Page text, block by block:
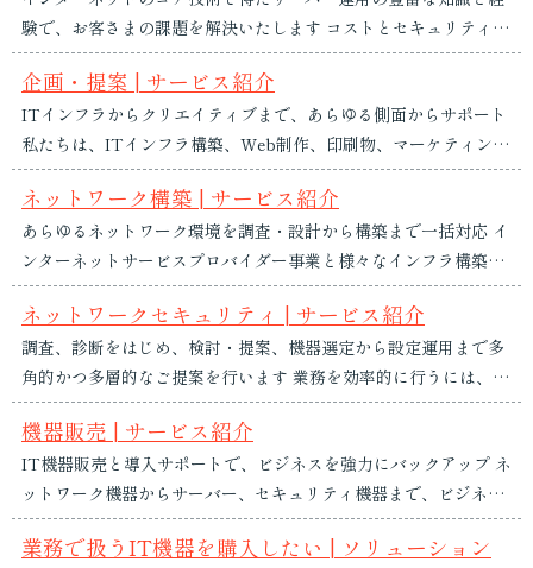
作プロセス 導入事例 ソリューション事例 ...
験で、お客さまの課題を解決いたします コストとセキュリティ、
リスクマネジメントなど多角的な観点で検討し、よりよいご提案
を行います。クラウド利用における、マイグレーションや運用、
監視についての課題も解決いたします。 提供サービス 導入の流
れ ソリューション事例 提供サービス...
企画・提案 | サービス紹介
ITインフラからクリエイティブまで、あらゆる側面からサポート
私たちは、ITインフラ構築、Web制作、印刷物、マーケティング
など、企業の課題に合わせた総合的な提案を行います。企画から
実行まで、ワンストップで対応します。 課題解決のアプローチ
強み・特徴 実績 ソリューション事例 課題解決のアプローチ 私た
ちは、インターネット...
ネットワーク構築 | サービス紹介
あらゆるネットワーク環境を調査・設計から構築まで一括対応 イ
ンターネットサービスプロバイダー事業と様々なインフラ構築で
培った経験を活かし、お客さまのご要望に応じたネットワーク構
築を実現いたします。ネットワークの計画策定段階から設計・構
築・運用・保守までご提案いたします。 強み・特徴 導入事例 導
入の流れ ソリューション事例 強...
ネットワークセキュリティ | サービス紹介
調査、診断をはじめ、検討・提案、機器選定から設定運用まで多
角的かつ多層的なご提案を行います 業務を効率的に行うには、デ
ータ共有は不可欠となりました。その結果、データを取り扱う端
末を始め、入手経路やデータの展開先など、あらゆる場面でセキ
ュリティの重要性が問われております。私たちは、機器の用途、
ネットワークの構成、お客さまが安心してビジネスに取り組める
ご提案を行います。 ...
機器販売 | サービス紹介
IT機器販売と導入サポートで、ビジネスを強力にバックアップ ネ
ットワーク機器からサーバー、セキュリティ機器まで、ビジネス
に必要なIT機器を幅広く取り扱っています。当社は、単なる販売
にとどまらず、設計・設定・導入・保守までワンストップでサポ
業務で扱うIT機器を購入したい | ソリューション